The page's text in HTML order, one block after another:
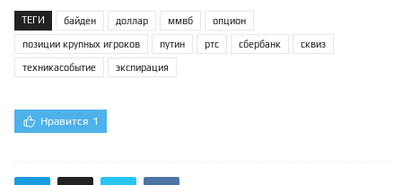
ТЕГИ байден доллар ммвб опцион
позиции крупных игроков путин ртс сбербанк сквиз
техникасобытие экспирация
Нравится 1